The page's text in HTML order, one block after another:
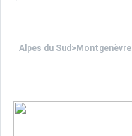
Alpes du Sud > Montgenèvre